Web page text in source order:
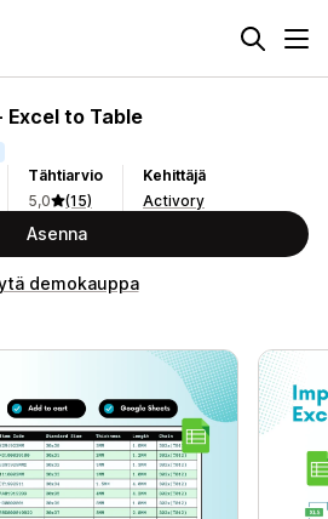
Excel to Table
Tähtiarvio
5,0
(15)
Kehittäjä
Activory
Asenna
demokauppa